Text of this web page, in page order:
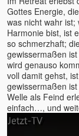
Karl Renz
Kevin
Kerstin
Lena Giger
Lino Heimild
Lisa Cairns
Ludmilla und
Mada Dalian
Gottes Energie,
was nicht wahr
Harmonie bist, ist
so schmerzhaft;
gewissermaßen
wird genauso
voll damit gehst,
gewissermaßen
Welle als Feind
einfach…, und